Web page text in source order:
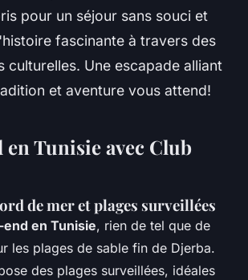
pour un séjour sans souci et
fascinante à travers des
culturelles. Une escapade alliant
et aventure vous attend!
en Tunisie avec Club
de mer et plages surveillées
en Tunisie, rien de tel que de
les plages de sable fin de Djerba.
des plages surveillées, idéales